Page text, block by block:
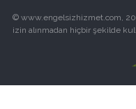
© www.engelsizhizmet.com,
izin alınmadan hiçbir şekilde